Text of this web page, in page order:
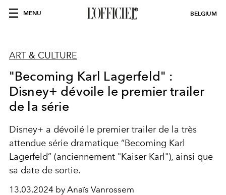
MENU BELGIUM
ART & CULTURE
"Becoming Karl Lagerfeld" :
Disney+ dévoile le premier trailer
de la série
Disney+ a dévoilé le premier trailer de la très
attendue série dramatique “Becoming Karl
Lagerfeld” (anciennement "Kaiser Karl"), ainsi que
sa date de sortie.
13.03.2024 by Anaïs Vanrossem